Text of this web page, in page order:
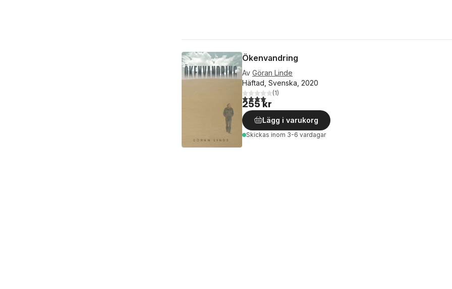
Ökenvandring
Av Göran Linde
Häftad, Svenska, 2020
4,0utav 5 stjärnor. Totalt antal röster:
(1)
255 kr
Lägg i varukorg
Skickas inom 3-6 vardagar